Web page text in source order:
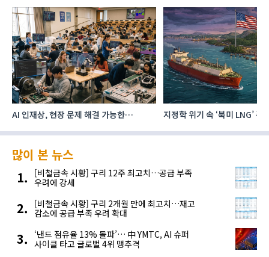
AI 인재상, 현장 문제 해결 가능한
지정학 위기 속 ‘북미 LNG’
많이 본 뉴스
[비철금속 시황] 구리 12주 최고치…공급 부족
우려에 강세
[비철금속 시황] 구리 2개월 만에 최고치…재고
감소에 공급 부족 우려 확대
‘낸드 점유율 13% 돌파’… 中 YMTC, AI 슈퍼
사이클 타고 글로벌 4위 맹추격